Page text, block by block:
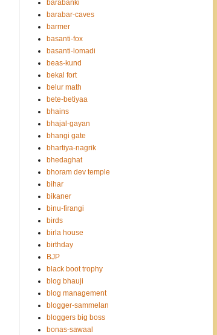
barabanki
barabar-caves
barmer
basanti-fox
basanti-lomadi
beas-kund
bekal fort
belur math
bete-betiyaa
bhains
bhajal-gayan
bhangi gate
bhartiya-nagrik
bhedaghat
bhoram dev temple
bihar
bikaner
binu-firangi
birds
birla house
birthday
BJP
black boot trophy
blog bhauji
blog management
blogger-sammelan
bloggers big boss
bonas-sawaal